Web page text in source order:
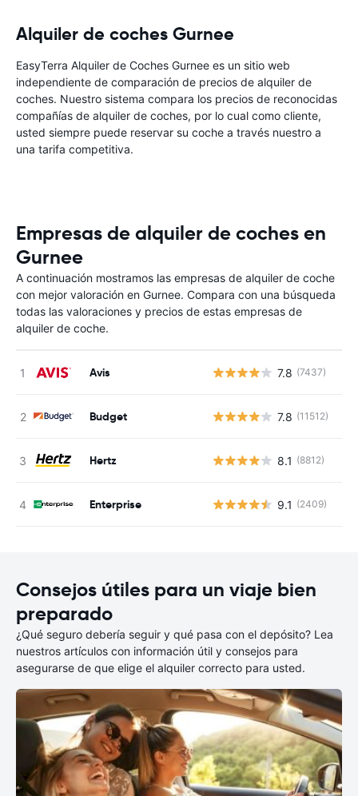
Alquiler de coches Gurnee
EasyTerra Alquiler de Coches Gurnee es un sitio web
independiente de comparación de precios de alquiler de
coches. Nuestro sistema compara los precios de reconocidas
compañías de alquiler de coches, por lo cual como cliente,
usted siempre puede reservar su coche a través nuestro a
una tarifa competitiva.
Empresas de alquiler de coches en
Gurnee
A continuación mostramos las empresas de alquiler de coche
con mejor valoración en Gurnee. Compara con una búsqueda
todas las valoraciones y precios de estas empresas de
alquiler de coche.
Avis 7.8 (7437)
Budget 7.8 (11512)
Hertz 8.1 (8812)
Enterprise 9.1 (2409)
Consejos útiles para un viaje bien
preparado
¿Qué seguro debería seguir y qué pasa con el depósito? Lea
nuestros artículos con información útil y consejos para
asegurarse de que elige el alquiler correcto para usted.